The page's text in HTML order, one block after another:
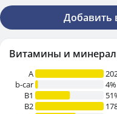
Добавить
Витамины и
A
b-car
4%
В1
B2